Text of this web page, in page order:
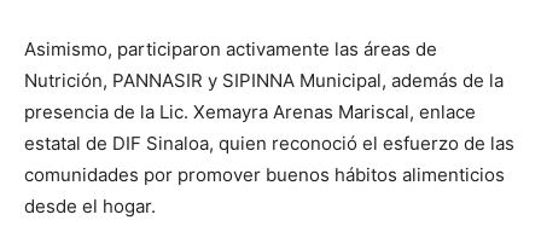
Asimismo, participaron activamente las áreas de
Nutrición, PANNASIR y SIPINNA Municipal, además de la
presencia de la Lic. Xemayra Arenas Mariscal, enlace
estatal de DIF Sinaloa, quien reconoció el esfuerzo de las
comunidades por promover buenos hábitos alimenticios
desde el hogar.